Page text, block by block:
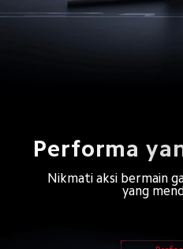
Performa
Nikmati aksi bermain
yang